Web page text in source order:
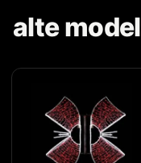
alte